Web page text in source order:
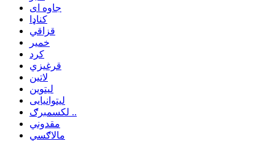
جاوه ای
کناډا
قزاقي
خمیر
کرد
قرغیزي
لاتین
لیتوین
لیتوانیایی
لکسمبرګ ..
مقدوني
مالاګسي